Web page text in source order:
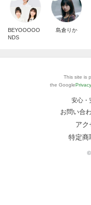
BEYOOOOO
NDS
島倉りか
This site is
the Google
安心・
お問い合
アク
特定商
©